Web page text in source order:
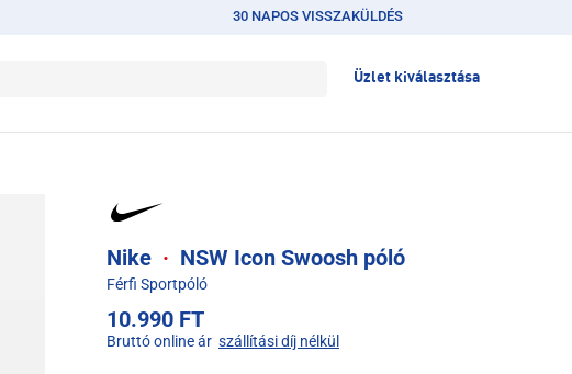
30 NAPOS VISSZAKÜLDÉS
Üzlet kiválasztása
Nike · NSW Icon Swoosh póló
Férfi Sportpóló
10.990 FT
Bruttó online ár szállítási díj nélkül